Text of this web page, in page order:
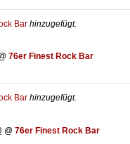
Bar hinzugefügt.
76er Finest Rock Bar
Bar hinzugefügt.
@ 76er Finest Rock Bar